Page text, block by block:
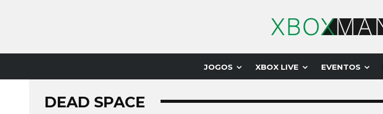
JOGOS XBOX LIVE EVENTOS
DEAD SPACE